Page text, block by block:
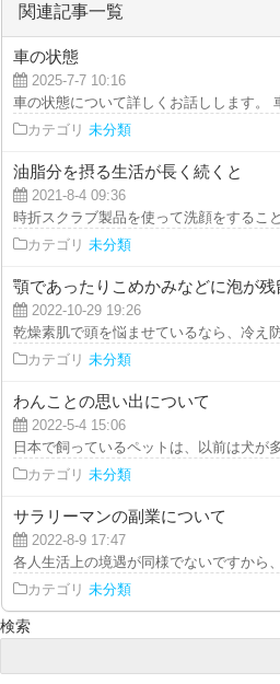
関連記事一覧
車の状態
2025-7-7 10:16
車の状態について詳しくお話しします。
カテゴリ 未分類
油脂分を摂る生活が長く続くと
2021-8-4 09:36
時折スクラブ製品を使って洗顔をするこ
カテゴリ 未分類
顎であったりこめかみなどに泡が
2022-10-29 19:26
乾燥素肌で頭を悩ませているなら、冷え
カテゴリ 未分類
わんことの思い出について
2022-5-4 15:06
日本で飼っているペットは、以前は犬が
カテゴリ 未分類
サラリーマンの副業について
2022-8-9 17:47
各人生活上の境遇が同様でないですから
カテゴリ 未分類
検索